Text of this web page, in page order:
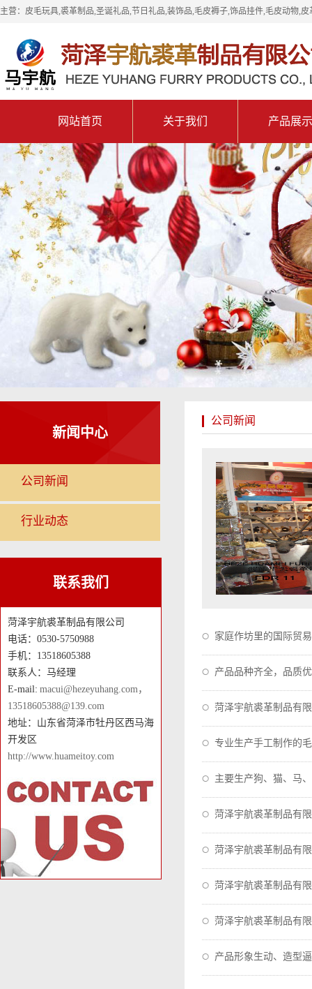
主营：皮毛玩具,裘革制品,圣诞礼品,节日礼品,装饰品,毛皮褥子,饰品挂件,毛皮动物,
网站首页 关于我们 产品展示
新闻中心
公司新闻
行业动态
联系我们
菏泽宇航裘革制品有限公司
电话：0530-5750988
手机：13518605388
联系人：马经理
E-mail: macui@hezeyuhang.com，
13518605388@139.com
地址：山东省菏泽市牡丹区西马海
开发区
http://www.huameitoy.com
公司新闻
家庭作坊里的国际贸
产品品种齐全，品质
菏泽宇航裘革制品有
专业生产手工制作的
主要生产狗、猫、马
菏泽宇航裘革制品有
菏泽宇航裘革制品有
菏泽宇航裘革制品有
菏泽宇航裘革制品有
产品形象生动、造型